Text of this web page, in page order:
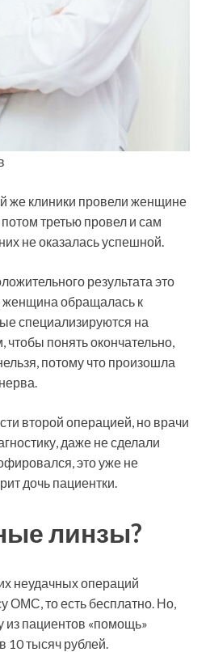
же клиники провели женщине
третью провел и сам
не оказалась успешной.
результата это
женщина обращалась к
специализируются на
чтобы понять окончательно,
потому что произошла
второй операцией, но врачи
даже не сделали
это уже не
дочь пациентки.
линзы?
неудачных операций
ОМС, то есть бесплатно. Но,
из пациентов «помощь»
тысяч рублей.